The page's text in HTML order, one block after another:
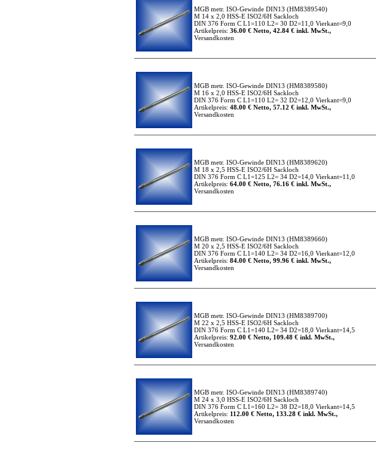
MGB metr. ISO-Gewinde DIN13 (HM8389540)
M 14 x 2,0 HSS-E ISO2/6H Sackloch
DIN 376 Form C L1=110 L2= 30 D2=11,0 Vierkant=9,0
Artikelpreis: 36.00 € Netto, 42.84 € inkl. MwSt.,
Versandkosten
MGB metr. ISO-Gewinde DIN13 (HM8389580)
M 16 x 2,0 HSS-E ISO2/6H Sackloch
DIN 376 Form C L1=110 L2= 32 D2=12,0 Vierkant=9,0
Artikelpreis: 48.00 € Netto, 57.12 € inkl. MwSt.,
Versandkosten
MGB metr. ISO-Gewinde DIN13 (HM8389620)
M 18 x 2,5 HSS-E ISO2/6H Sackloch
DIN 376 Form C L1=125 L2= 34 D2=14,0 Vierkant=11,0
Artikelpreis: 64.00 € Netto, 76.16 € inkl. MwSt.,
Versandkosten
MGB metr. ISO-Gewinde DIN13 (HM8389660)
M 20 x 2,5 HSS-E ISO2/6H Sackloch
DIN 376 Form C L1=140 L2= 34 D2=16,0 Vierkant=12,0
Artikelpreis: 84.00 € Netto, 99.96 € inkl. MwSt.,
Versandkosten
MGB metr. ISO-Gewinde DIN13 (HM8389700)
M 22 x 2,5 HSS-E ISO2/6H Sackloch
DIN 376 Form C L1=140 L2= 34 D2=18,0 Vierkant=14,5
Artikelpreis: 92.00 € Netto, 109.48 € inkl. MwSt.,
Versandkosten
MGB metr. ISO-Gewinde DIN13 (HM8389740)
M 24 x 3,0 HSS-E ISO2/6H Sackloch
DIN 376 Form C L1=160 L2= 38 D2=18,0 Vierkant=14,5
Artikelpreis: 112.00 € Netto, 133.28 € inkl. MwSt.,
Versandkosten